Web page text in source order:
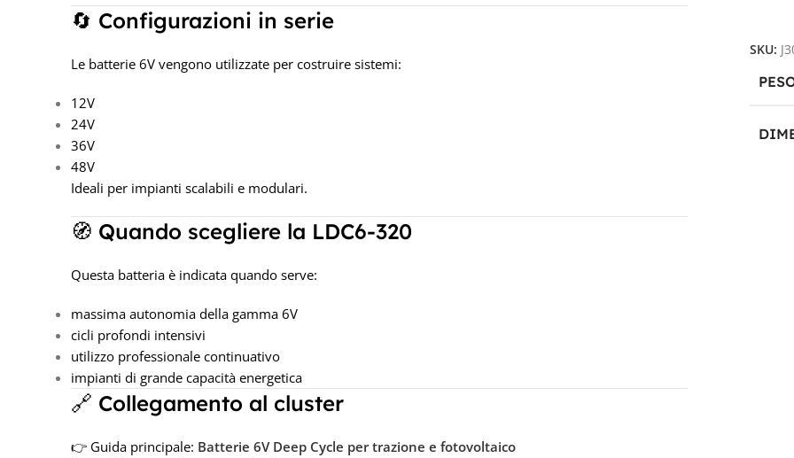
🔄 Configurazioni in serie
Le batterie 6V vengono utilizzate per costruire sistemi:
12V
24V
36V
48V
Ideali per impianti scalabili e modulari.
🧭 Quando scegliere la LDC6-320
Questa batteria è indicata quando serve:
massima autonomia della gamma 6V
cicli profondi intensivi
utilizzo professionale continuativo
impianti di grande capacità energetica
🔗 Collegamento al cluster
👉 Guida principale: Batterie 6V Deep Cycle per trazione e fotovoltaico
SKU: